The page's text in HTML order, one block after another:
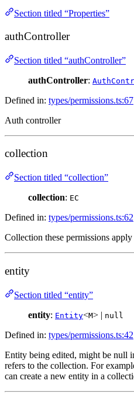
Section titled “Properties”
authController
Section titled “authController”
authController:
Defined in: types/permissions.ts:67
Auth controller
collection
Section titled “collection”
collection: EC
Defined in: types/permissions.ts:62
Collection these permissions
entity
Section titled “entity”
entity: Entity<M> | null
Defined in: types/permissions.ts:42
Entity being edited, might be null
refers to the collection. For
can create a new entity in a